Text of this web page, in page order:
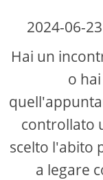
2024-06-23
Hai un
o
controllato
scelto l'abito
a legare